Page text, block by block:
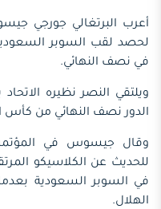
أعرب البرتغالي جورجي
لحصد لقب السوبر السعودية
في نصف النهائي.
ويلتقي النصر نظيره
الدور نصف النهائي من كأس
وقال جيسوس في المؤتمر
للحديث عن الكلاسيكو
في السوبر السعودية
الهلال.